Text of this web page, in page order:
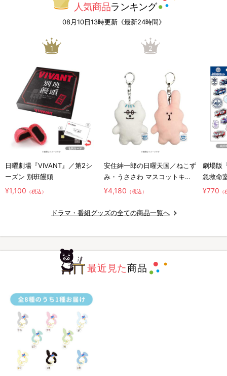
人気商品ランキング
08月10日13時更新《最新24時間》
1
日曜劇場『VIVANT』／第2シ
ーズン 別班饅頭
¥1,100 （税込）
2
安住紳一郎の日曜天国／ねこず
み・うささわ マスコットキー
ホルダー2種セット
¥4,180 （税込）
劇場版
急救命
／ジェ
¥770
ドラマ・番組グッズの全ての商品一覧へ
最近見た商品